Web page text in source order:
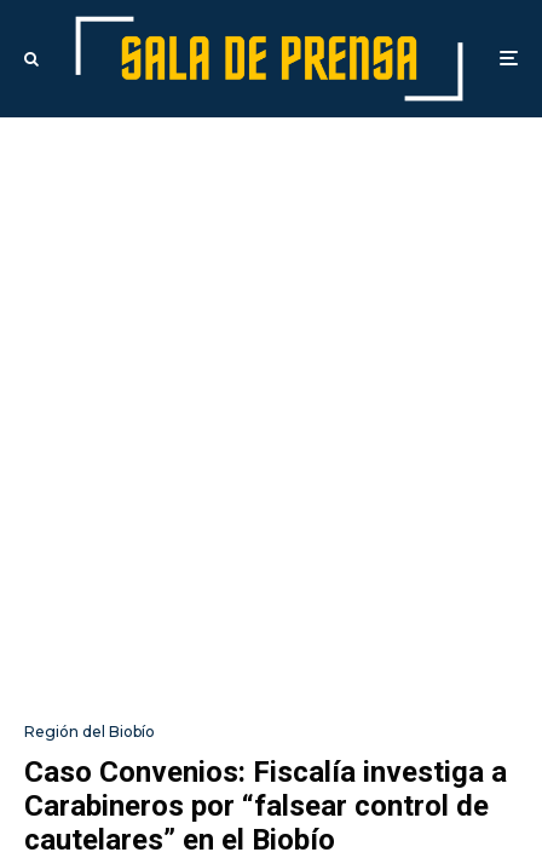
Región del Biobío
Caso Convenios: Fiscalía investiga a
Carabineros por “falsear control de
cautelares” en el Biobío